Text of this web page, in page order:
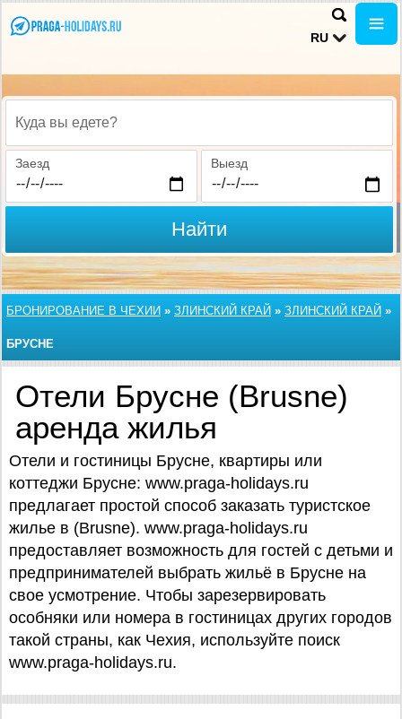
RU
Куда вы едете?
Заезд Выезд
Найти
БРОНИРОВАНИЕ В ЧЕХИИ » ЗЛИНСКИЙ КРАЙ » ЗЛИНСКИЙ КРАЙ »
БРУСНЕ
Отели Брусне (Brusne)
аренда жилья
Отели и гостиницы Брусне, квартиры или
коттеджи Брусне: www.praga-holidays.ru
предлагает простой способ заказать туристское
жилье в (Brusne). www.praga-holidays.ru
предоставляет возможность для гостей с детьми и
предпринимателей выбрать жильё в Брусне на
свое усмотрение. Чтобы зарезервировать
особняки или номера в гостиницах других городов
такой страны, как Чехия, используйте поиск
www.praga-holidays.ru.